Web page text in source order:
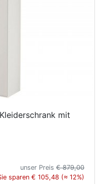
mit
unser Preis € 879,00
sparen € 105,48 (≈ 12%)